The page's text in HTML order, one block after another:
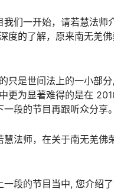
们一开始，请若慧法师
度的了解，原来南无羌
只是世间法上的一小部
更为显著难得的是在
段的节目再跟听众分享。
慧法师，在关于南无羌
段的节目当中, 您介绍